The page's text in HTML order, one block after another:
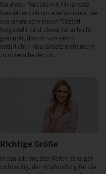
Bei dieser Perücke mit Filmansatz
handelt es sich um eine Variante, die
aus einem sehr feinen Tüllstoff
hergestellt wird. Dieser ist so leicht
geknüpft, dass er von einem
natürlichen Haaransatz nicht mehr
zu unterscheiden ist.
Richtige Größe
In den allermeisten Fällen ist es gar
nicht nötig, den Kopfumfang für die